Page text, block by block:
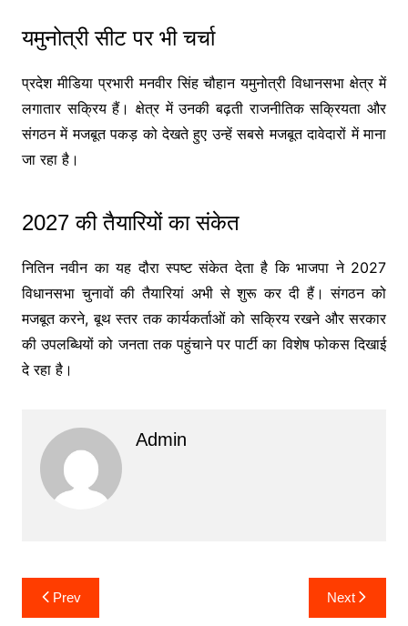
यमुनोत्री सीट पर भी चर्चा
प्रदेश मीडिया प्रभारी मनवीर सिंह चौहान यमुनोत्री विधानसभा क्षेत्र में
लगातार सक्रिय हैं। क्षेत्र में उनकी बढ़ती राजनीतिक सक्रियता और
संगठन में मजबूत पकड़ को देखते हुए उन्हें सबसे मजबूत दावेदारों में माना
जा रहा है।
2027 की तैयारियों का संकेत
नितिन नवीन का यह दौरा स्पष्ट संकेत देता है कि भाजपा ने 2027
विधानसभा चुनावों की तैयारियां अभी से शुरू कर दी हैं। संगठन को
मजबूत करने, बूथ स्तर तक कार्यकर्ताओं को सक्रिय रखने और सरकार
की उपलब्धियों को जनता तक पहुंचाने पर पार्टी का विशेष फोकस दिखाई
दे रहा है।
Admin
Post
navigation
Prev Next